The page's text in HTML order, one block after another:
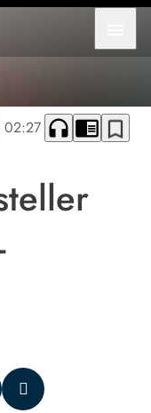
02:27 headphones chrome_reader_mode bookmark_border